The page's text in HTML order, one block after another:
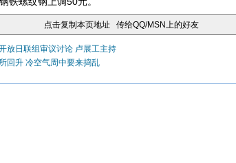
放日联组审议讨论 卢展工主持
回升 冷空气周中要来捣乱